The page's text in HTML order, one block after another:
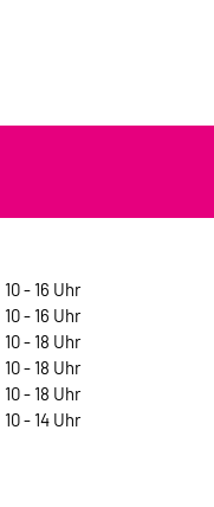
10 - 16 Uhr
10 - 16 Uhr
10 - 18 Uhr
10 - 18 Uhr
10 - 18 Uhr
10 - 14 Uhr